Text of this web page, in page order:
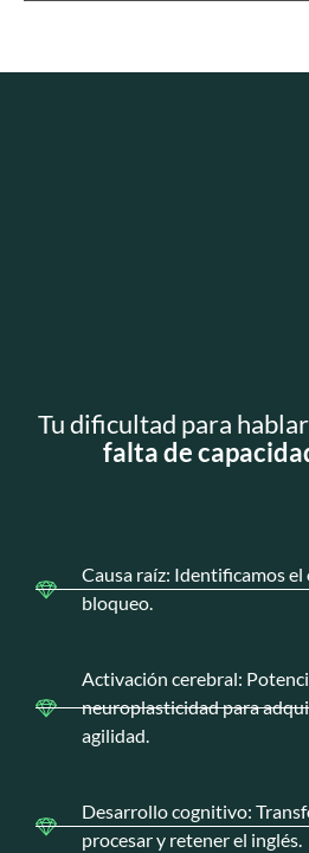
Tu dificultad para
falta de
Causa raíz: Identificamos
bloqueo.
Activación cerebral:
neuroplasticidad para
agilidad.
Desarrollo cognitivo:
procesar y retener el inglés.